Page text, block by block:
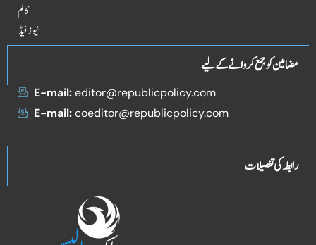
کالم
نیوز فیڈ
مضامین کو جمع کروانے کے لیے
E-mail:editor@republicpolicy.com
E-mail:coeditor@republicpolicy.com
رابطہ کی تفصیلات